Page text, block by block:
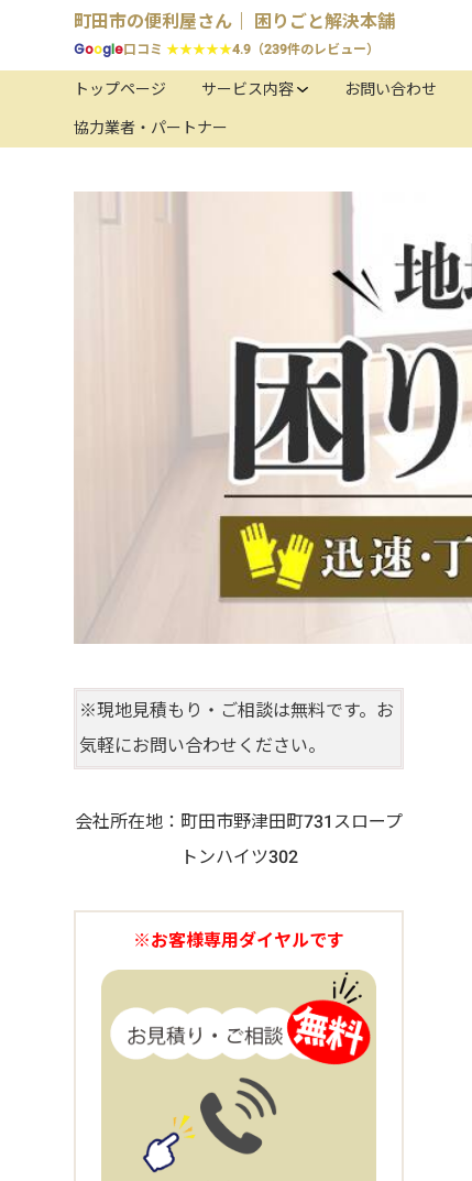
町田市の便利屋さん｜ 困りごと解決本舗
Google口コミ★★★★★4.9（239件のレビュー）
トップページ サービス内容 お問い合わせ
協力業者・パートナー
※現地見積もり・ご相談は無料です。お
気軽にお問い合わせください。
会社所在地：町田市野津田町731スロープ
トンハイツ302
※お客様専用ダイヤルです